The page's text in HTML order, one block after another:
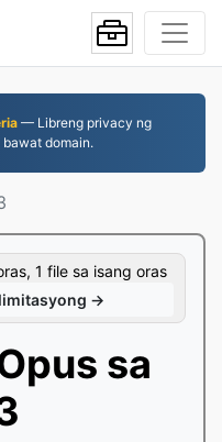
— Libreng privacy ng
bawat domain.
1 file sa isang oras
→
sa